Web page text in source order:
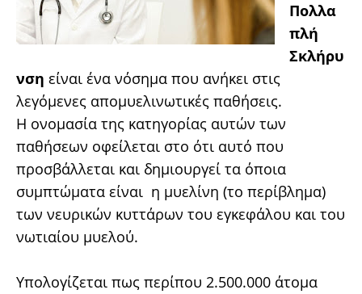
Πολλα
πλή
Σκλήρυ
νση είναι ένα νόσημα που ανήκει στις
λεγόμενες απομυελινωτικές παθήσεις.
Η ονομασία της κατηγορίας αυτών των
παθήσεων οφείλεται στο ότι αυτό που
προσβάλλεται και δημιουργεί τα όποια
συμπτώματα είναι η μυελίνη (το περίβλημα)
των νευρικών κυττάρων του εγκεφάλου και του
νωτιαίου μυελού.
Υπολογίζεται πως περίπου 2.500.000 άτομα